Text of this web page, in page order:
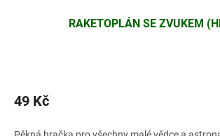
RAKETOPLÁN SE ZVUKEM
49 Kč